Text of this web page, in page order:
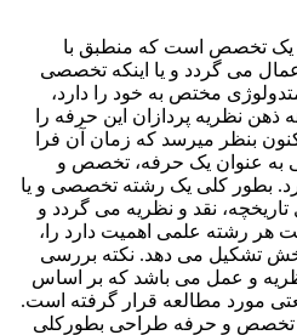
یک تخصص است که منطبق با
می گردد و یا اینکه تخصصی
مختص به خود را دارد،
نظریه پردازان این حرفه را
بنظر میرسد که زمان آن فرا
به عنوان یک حرفه، تخصص و
بطور کلی یک رشته تخصصی و یا
نقد و نظریه می گردد و
هر رشته علمی اهمیت دارد را،
بخش تشکیل می دهد. نکته بررسی
و عمل می باشد که بر اساس
مورد مطالعه قرار گرفته است.
تخصص و حرفه طراحی بطورکلی